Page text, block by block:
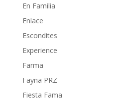
En Familia
Enlace
Escondites
Experience
Farma
Fayna PRZ
Fiesta Fama